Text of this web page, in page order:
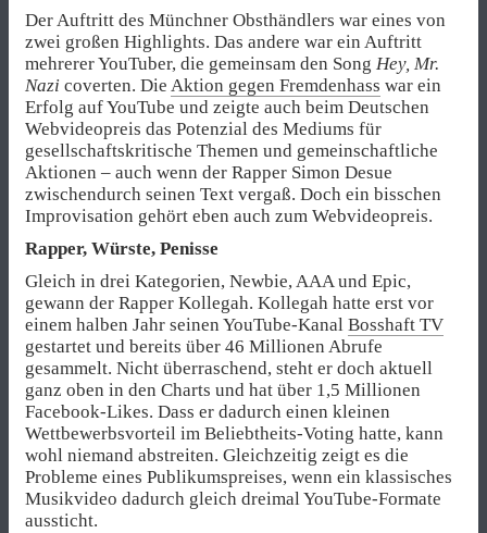
Der Auftritt des Münchner Obsthändlers war eines von
zwei großen Highlights. Das andere war ein Auftritt
mehrerer YouTuber, die gemeinsam den Song Hey, Mr.
Nazi coverten. Die Aktion gegen Fremdenhass war ein
Erfolg auf YouTube und zeigte auch beim Deutschen
Webvideopreis das Potenzial des Mediums für
gesellschaftskritische Themen und gemeinschaftliche
Aktionen – auch wenn der Rapper Simon Desue
zwischendurch seinen Text vergaß. Doch ein bisschen
Improvisation gehört eben auch zum Webvideopreis.
Rapper, Würste, Penisse
Gleich in drei Kategorien, Newbie, AAA und Epic,
gewann der Rapper Kollegah. Kollegah hatte erst vor
einem halben Jahr seinen YouTube-Kanal Bosshaft TV
gestartet und bereits über 46 Millionen Abrufe
gesammelt. Nicht überraschend, steht er doch aktuell
ganz oben in den Charts und hat über 1,5 Millionen
Facebook-Likes. Dass er dadurch einen kleinen
Wettbewerbsvorteil im Beliebtheits-Voting hatte, kann
wohl niemand abstreiten. Gleichzeitig zeigt es die
Probleme eines Publikumspreises, wenn ein klassisches
Musikvideo dadurch gleich dreimal YouTube-Formate
aussticht.